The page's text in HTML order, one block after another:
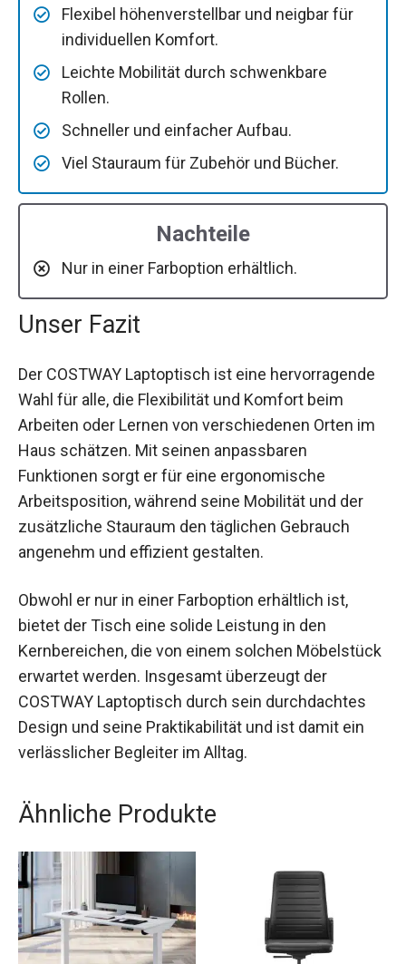
Flexibel höhenverstellbar und neigbar für
individuellen Komfort.
Leichte Mobilität durch schwenkbare
Rollen.
Schneller und einfacher Aufbau.
Viel Stauraum für Zubehör und Bücher.
Nachteile
Nur in einer Farboption erhältlich.
Unser Fazit
Der COSTWAY Laptoptisch ist eine hervorragende
Wahl für alle, die Flexibilität und Komfort beim
Arbeiten oder Lernen von verschiedenen Orten im
Haus schätzen. Mit seinen anpassbaren
Funktionen sorgt er für eine ergonomische
Arbeitsposition, während seine Mobilität und der
zusätzliche Stauraum den täglichen Gebrauch
angenehm und effizient gestalten.
Obwohl er nur in einer Farboption erhältlich ist,
bietet der Tisch eine solide Leistung in den
Kernbereichen, die von einem solchen Möbelstück
erwartet werden. Insgesamt überzeugt der
COSTWAY Laptoptisch durch sein durchdachtes
Design und seine Praktikabilität und ist damit ein
verlässlicher Begleiter im Alltag.
Ähnliche Produkte